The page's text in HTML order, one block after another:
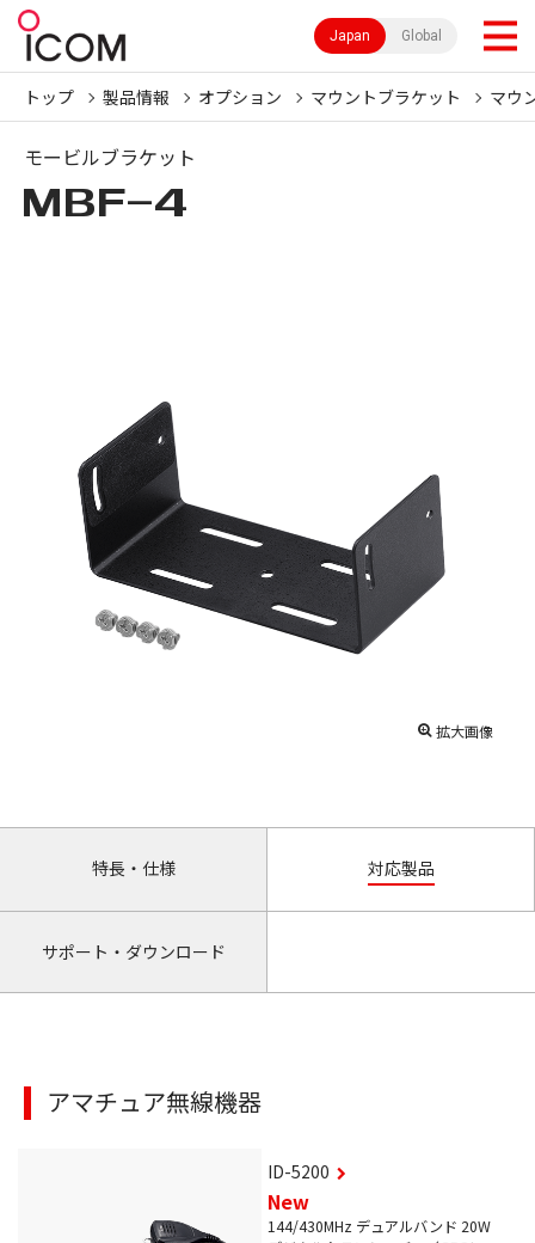
Japan Global
トップ 製品情報 オプション マウントブラケット マウ
モービルブラケット
MBF-4
拡大画像
特長・仕様 対応製品
サポート・ダウンロード
アマチュア無線機器
ID-5200
New
144/430MHz デュアルバンド 20W